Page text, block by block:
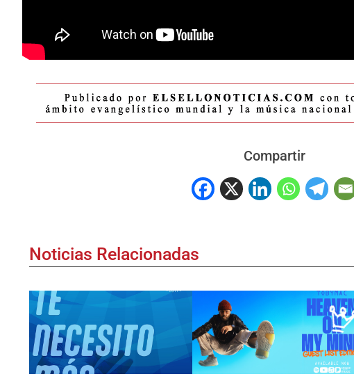
Compartir
Noticias Relacionadas